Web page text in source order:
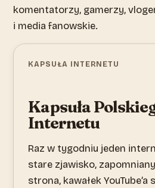
komentatorzy, gamerzy,
i media fanowskie.
KAPSUŁA INTERNETU
Kapsuła
Internetu
Raz w tygodniu jeden
stare zjawisko,
strona, kawałek YouTube’a